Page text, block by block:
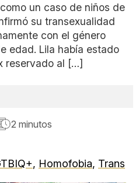
un caso de niños de
su transexualidad
con el género
edad. Lila había estado
reservado al […]
2 minutos
, Homofobia, Trans